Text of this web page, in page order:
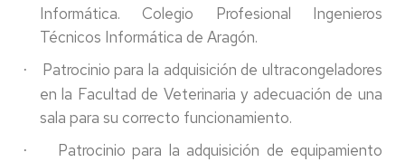
Informática. Colegio Profesional Ingenieros
Técnicos Informática de Aragón.
·
Patrocinio para la adquisición de ultracongeladores
en la Facultad de Veterinaria y adecuación de una
sala para su correcto funcionamiento.
·
Patrocinio para la adquisición de equipamiento